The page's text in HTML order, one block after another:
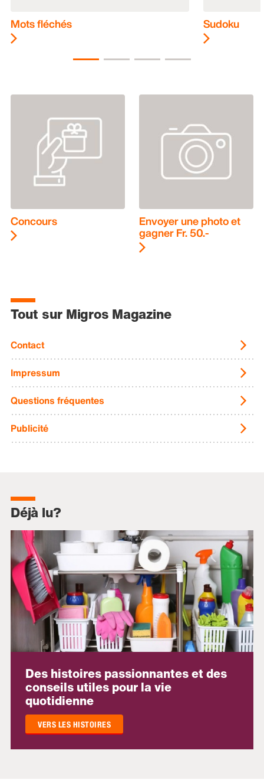
Mots fléchés Sudoku
Concours Envoyer une photo et
gagner Fr. 50.-
Tout sur Migros Magazine
Contact
Impressum
Questions fréquentes
Publicité
Déjà lu?
Des histoires passionnantes et des
conseils utiles pour la vie
quotidienne
VERS LES HISTOIRES